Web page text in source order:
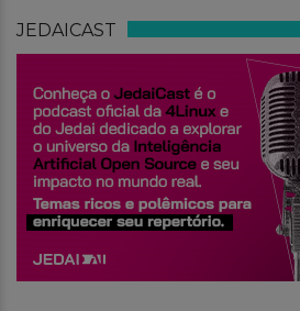
JEDAICAST